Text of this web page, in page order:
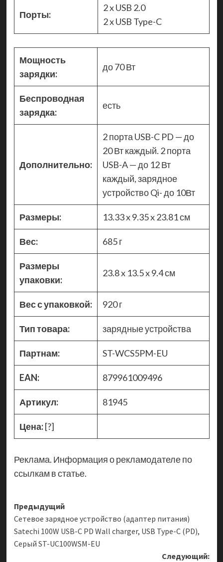
Порты:
2 x USB 2.0
2 x USB Type-C
Мощность
зарядки:
до 70 Вт
Беспроводная
зарядка:
есть
Дополнительно:
2 порта USB-C PD — до
20 Вт каждый. 2 порта
USB-A — до 12 Вт
каждый, зарядное
устройство Qi- до 10Вт
Размеры: 13.33 x 9.35 x 23.81 см
Вес: 685 г
Размеры
упаковки:
23.8 x 13.5 x 9.4 см
Вес с упаковкой: 920 г
Тип товара: зарядные устройства
Партнам: ST-WCS5PM-EU
EAN: 879961009496
Артикул: 81945
Цена:[?]
Реклама. Информация о рекламодателе по
ссылкам в статье.
Навигация
записи
Предыдущий
Сетевое зарядное устройство (адаптер питания)
Satechi 100W USB-C PD Wall charger, USB Type-C (PD),
Серый ST-UC100WSM-EU
Следующий: